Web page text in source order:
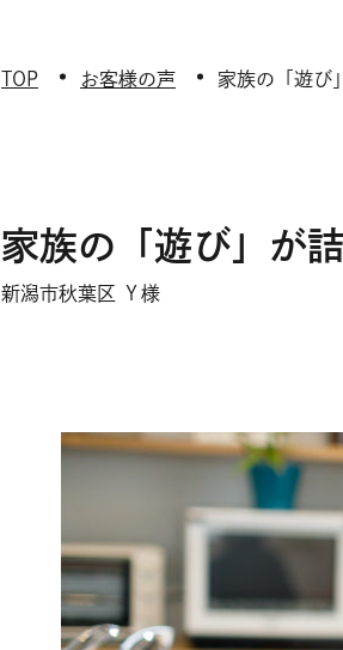
TOP お客様の声 家族の「遊び
家族の「遊び」が
新潟市秋葉区 Ｙ様